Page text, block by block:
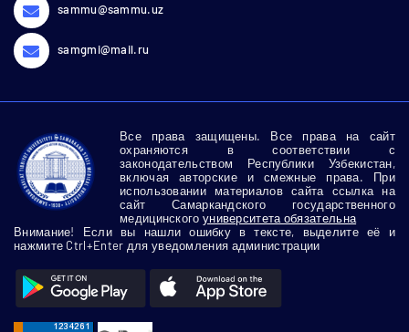
sammu@sammu.uz
samgmi@mail.ru
Все права защищены. Все права на сайт
охраняются в соответствии с
законодательством Республики Узбекистан,
включая авторские и смежные права. При
использовании материалов сайта ссылка на
сайт Самаркандского государственного
медицинского университета обязательна
Внимание! Если вы нашли ошибку в тексте, выделите её и
нажмите Ctrl+Enter для уведомления администрации